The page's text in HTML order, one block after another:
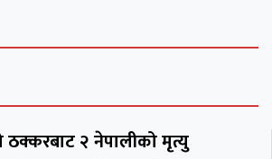
ठक्करबाट २ नेपालीको मृत्यु